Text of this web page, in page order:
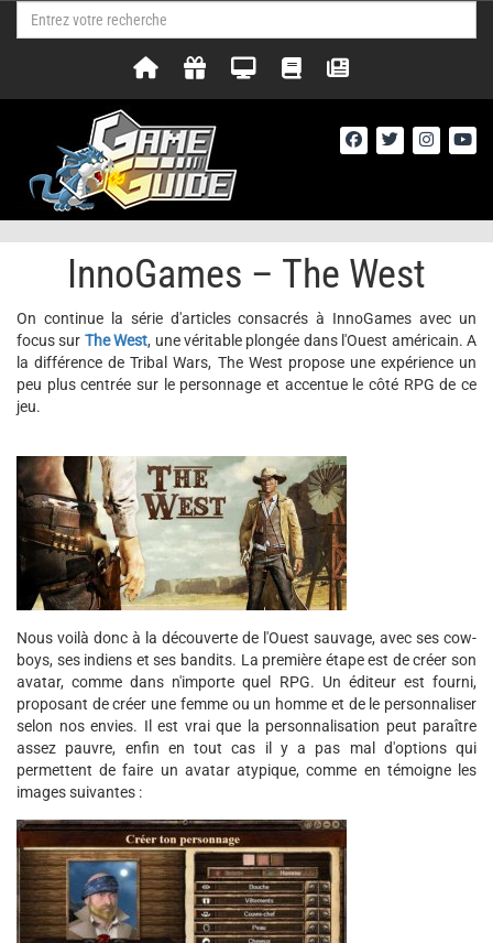
InnoGames – The West
On continue la série d'articles consacrés à InnoGames avec un
focus sur The West, une véritable plongée dans l'Ouest américain. A
la différence de Tribal Wars, The West propose une expérience un
peu plus centrée sur le personnage et accentue le côté RPG de ce
jeu.
Nous voilà donc à la découverte de l'Ouest sauvage, avec ses cow-
boys, ses indiens et ses bandits. La première étape est de créer son
avatar, comme dans n'importe quel RPG. Un éditeur est fourni,
proposant de créer une femme ou un homme et de le personnaliser
selon nos envies. Il est vrai que la personnalisation peut paraître
assez pauvre, enfin en tout cas il y a pas mal d'options qui
permettent de faire un avatar atypique, comme en témoigne les
images suivantes :